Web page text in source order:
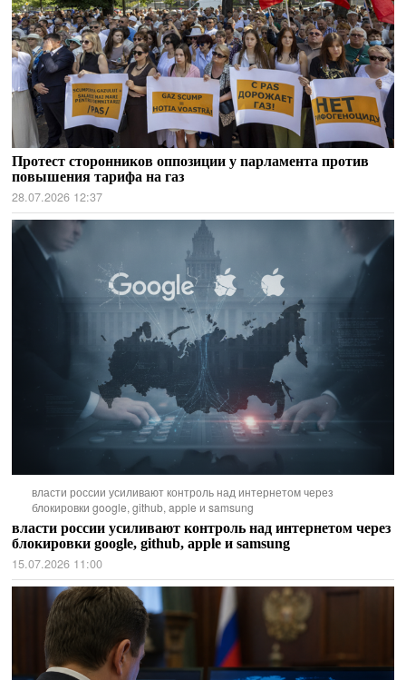
Протест сторонников оппозиции у парламента против
повышения тарифа на газ
28.07.2026 12:37
власти россии усиливают контроль над интернетом через
блокировки google, github, apple и samsung
власти россии усиливают контроль над интернетом через
блокировки google, github, apple и samsung
15.07.2026 11:00